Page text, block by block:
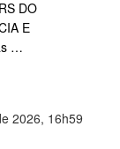
DO
E
…
2026, 16h59